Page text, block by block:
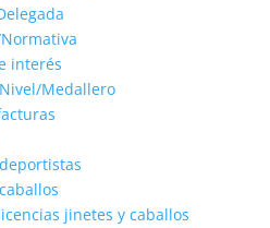
interés
Medallero
jinetes y caballos